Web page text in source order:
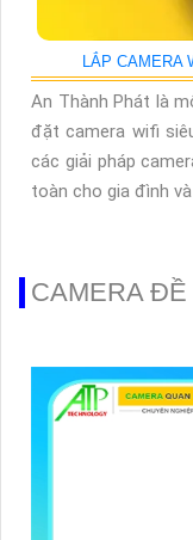
LẮP
An Thành Phát là
đặt camera wifi
các giải pháp
toàn cho gia đình
CAMERA